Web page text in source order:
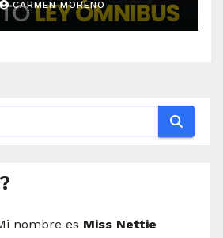
la vivienda
Ábalos
CARMEN MORENO
nombre es Miss Nettie